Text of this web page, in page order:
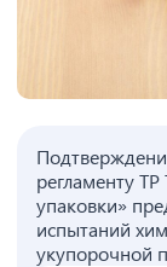
регламенту
упаковки»
испытаний
укупорочной